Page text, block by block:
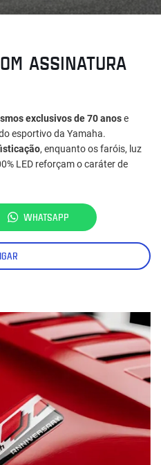
ASSINATURA
exclusivos de 70 anose
esportivo da Yamaha.
, enquanto os faróis, luz
LED reforçam o caráter de
WHATSAPP